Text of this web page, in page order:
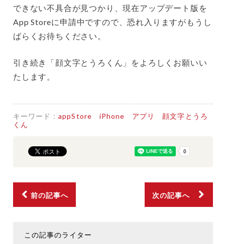
できない不具合が見つかり、現在アップデート版を
App Storeに申請中ですので、恐れ入りますがもうし
ばらくお待ちください。
引き続き「顔文字とうろくん」をよろしくお願いい
たします。
キーワード：appStore iPhone アプリ
顔文字とうろ
くん
前の記事へ 次の記事へ
この記事のライター